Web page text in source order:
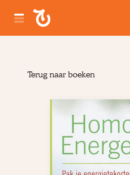
Terug naar boeken